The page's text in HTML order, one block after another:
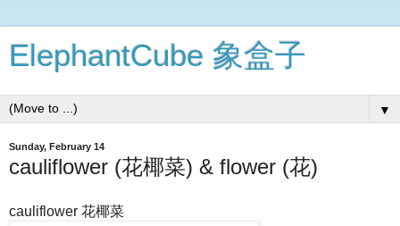
ElephantCube 象盒子
▼
Sunday, February 14
cauliflower (花椰菜) & flower (花)
cauliflower 花椰菜